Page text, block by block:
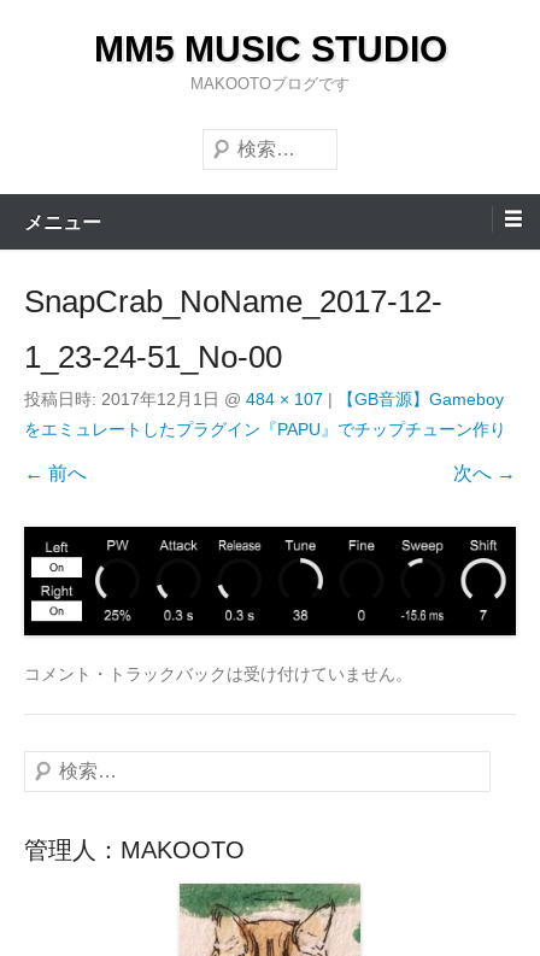
キ
MM5 MUSIC STUDIO
MAKOOTOブログです
検
索
メニュー
SnapCrab_NoName_2017-12-
1_23-24-51_No-00
投稿日時: 2017年12月1日 @ 484 × 107 |
【GB音源】Gameboy
をエミュレートしたプラグイン『PAPU』でチップチューン作り
← 前へ 次へ →
コメント・トラックバックは受け付けていません。
検
管理人：MAKOOTO